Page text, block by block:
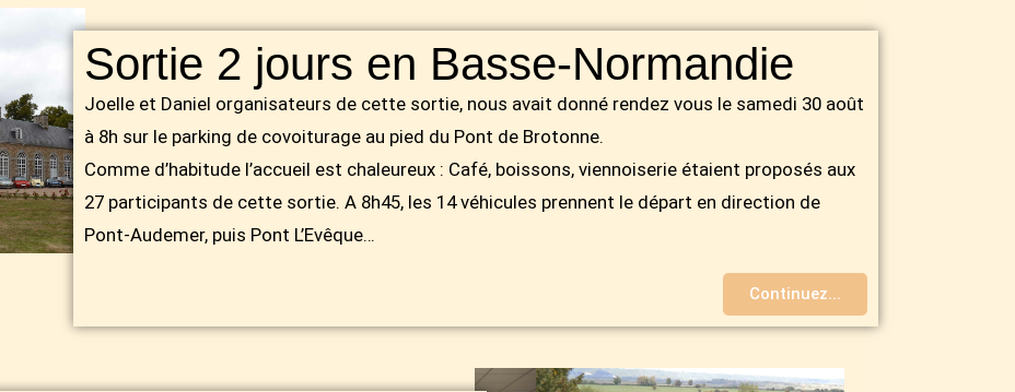
Sortie 2 jours en Basse-Normandie
Joelle et Daniel organisateurs de cette sortie, nous avait donné rendez vous le samedi 30 août
à 8h sur le parking de covoiturage au pied du Pont de Brotonne.
Comme d’habitude l’accueil est chaleureux : Café, boissons, viennoiserie étaient proposés aux
27 participants de cette sortie. A 8h45, les 14 véhicules prennent le départ en direction de
Pont-Audemer, puis Pont L’Evêque…
Continuez...